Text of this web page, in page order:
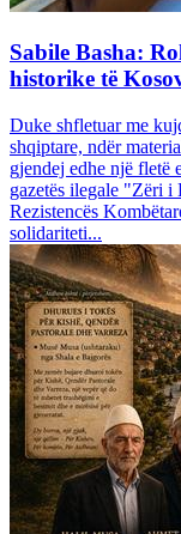
Sabile Basha:
historike të
Duke shfletuar me
shqiptare, ndër
gjendej edhe një fletë
gazetës ilegale "Zëri
Rezistencës
solidariteti...